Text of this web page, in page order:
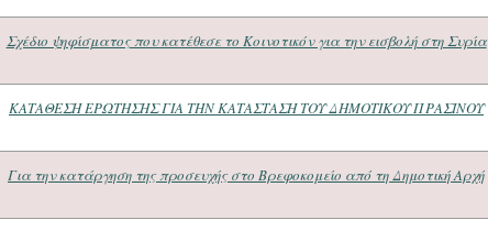
Σχέδιο ψηφίσματος που κατέθεσε το Κοινοτικόν για την εισβολή στη Συρία
ΚΑΤΑΘΕΣΗ ΕΡΩΤΗΣΗΣ ΓΙΑ ΤΗΝ ΚΑΤΑΣΤΑΣΗ ΤΟΥ ΔΗΜΟΤΙΚΟΥ ΠΡΑΣΙΝΟΥ
Για την κατάργηση της προσευχής στο Βρεφοκομείο από τη Δημοτική Αρχή